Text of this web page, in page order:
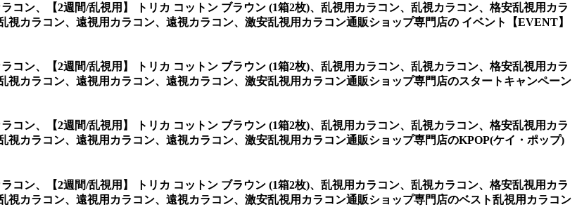
コン、
【2週間/乱視用】 トリカ コットン ブラウン (1箱2枚)、乱視用カラコン、乱視カラコン、格安乱視用カラ
カラコン、遠視用カラコン、遠視カラコン、激安乱視用カラコン通販ショップ専門店の イベント【EVENT】
コン、
【2週間/乱視用】 トリカ コットン ブラウン (1箱2枚)、乱視用カラコン、乱視カラコン、格安乱視用カラ
カラコン、遠視用カラコン、遠視カラコン、激安乱視用カラコン通販ショップ専門店のスタートキャンペーン
コン、
【2週間/乱視用】 トリカ コットン ブラウン (1箱2枚)、乱視用カラコン、乱視カラコン、格安乱視用カラ
カラコン、遠視用カラコン、遠視カラコン、激安乱視用カラコン通販ショップ専門店のKPOP(ケイ・ポップ)
コン、
【2週間/乱視用】 トリカ コットン ブラウン (1箱2枚)、乱視用カラコン、乱視カラコン、格安乱視用カラ
カラコン、遠視用カラコン、遠視カラコン、激安乱視用カラコン通販ショップ専門店のベスト乱視用カラコン